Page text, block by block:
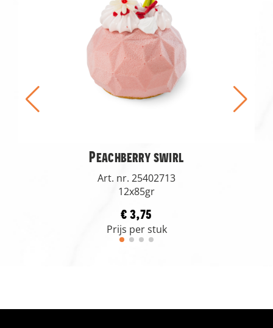
Peachberry swirl
Art. nr. 25402713
12x85gr
€ 3,75
Prijs per stuk